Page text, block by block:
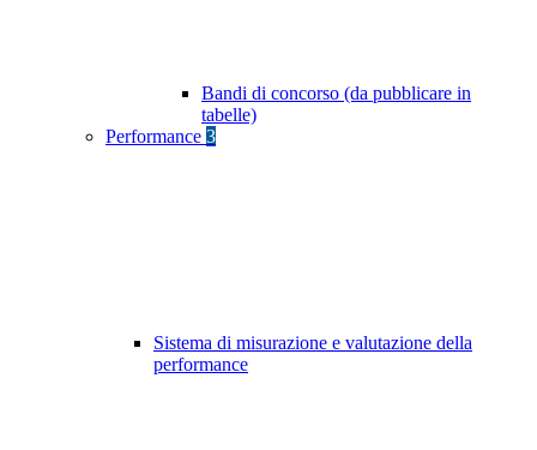
Bandi di concorso (da pubblicare in
tabelle)
Performance 3
Sistema di misurazione e valutazione della
performance